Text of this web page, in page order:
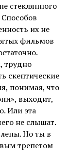
стеклянного
их не
фильмов
трудно
скептические
понимая, что
выходит,
Или эта
не слышат.
Но ты в
трепетом